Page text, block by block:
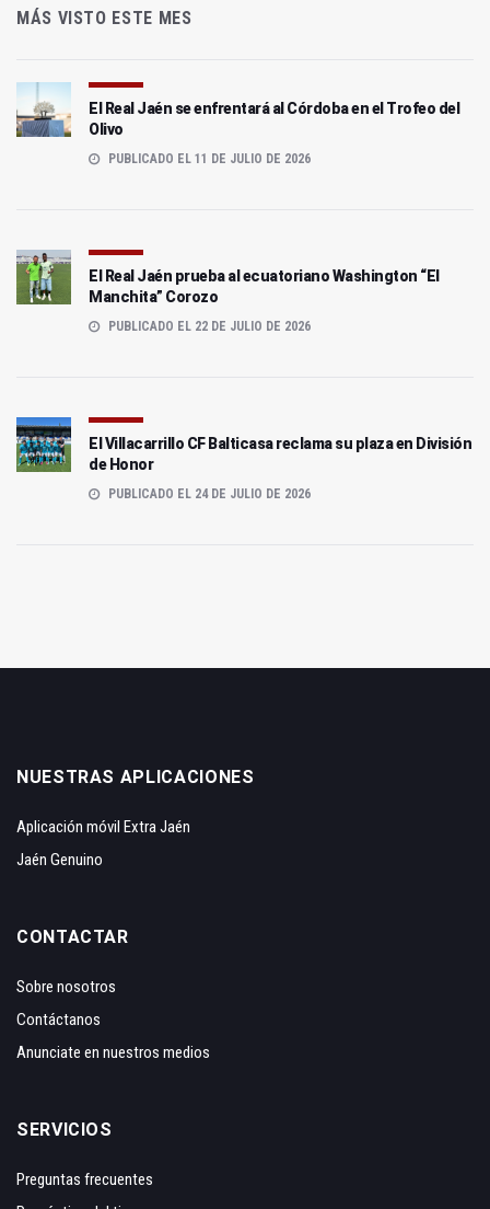
MÁS VISTO ESTE MES
El Real Jaén se enfrentará al Córdoba en el Trofeo del
Olivo
PUBLICADO EL 11 DE JULIO DE 2026
El Real Jaén prueba al ecuatoriano Washington “El
Manchita” Corozo
PUBLICADO EL 22 DE JULIO DE 2026
El Villacarrillo CF Balticasa reclama su plaza en División
de Honor
PUBLICADO EL 24 DE JULIO DE 2026
NUESTRAS APLICACIONES
Aplicación móvil Extra Jaén
Jaén Genuino
CONTACTAR
Sobre nosotros
Contáctanos
Anunciate en nuestros medios
SERVICIOS
Preguntas frecuentes